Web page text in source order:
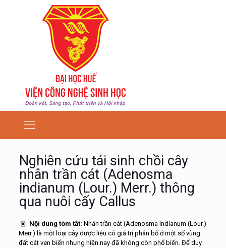
Nghiên cứu tái sinh chồi cây
nhân trần cát (Adenosma
indianum (Lour.) Merr.) thông
qua nuôi cấy Callus
Nội dung tóm tắt: Nhân trần cát (Adenosma indianum (Lour.)
Merr.) là một loại cây dược liệu có giá trị phân bố ở một số vùng
đất cát ven biển nhưng hiện nay đã không còn phổ biến. Để duy